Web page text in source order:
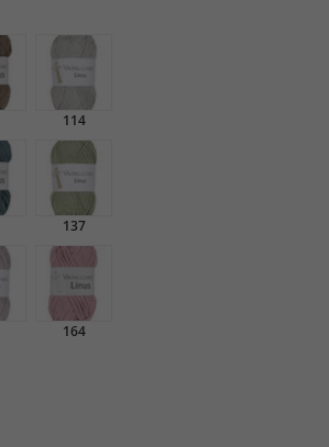
114
137
164